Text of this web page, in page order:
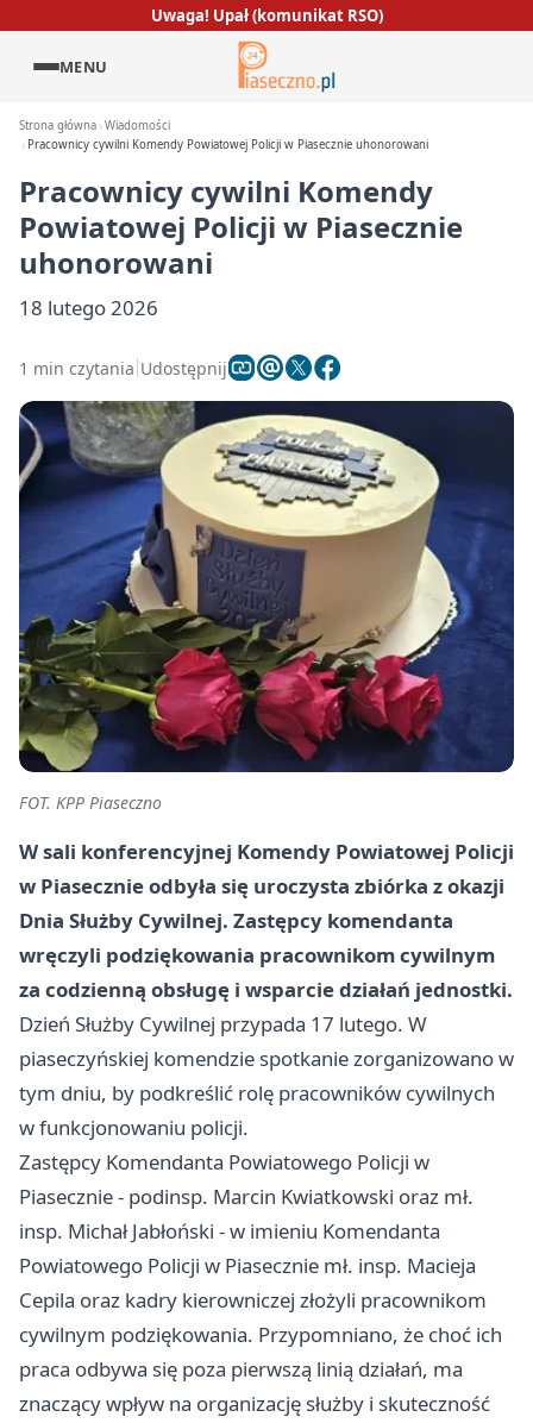
Uwaga! Upał (komunikat RSO)
MENU
Strona główna Wiadomości
Pracownicy cywilni Komendy Powiatowej Policji w Piasecznie uhonorowani
Pracownicy cywilni Komendy
Powiatowej Policji w Piasecznie
uhonorowani
18 lutego 2026
1 min czytania Udostępnij
FOT. KPP Piaseczno
W sali konferencyjnej Komendy Powiatowej Policji
w Piasecznie odbyła się uroczysta zbiórka z okazji
Dnia Służby Cywilnej. Zastępcy komendanta
wręczyli podziękowania pracownikom cywilnym
za codzienną obsługę i wsparcie działań jednostki.
Dzień Służby Cywilnej przypada 17 lutego. W
piaseczyńskiej komendzie spotkanie zorganizowano w
tym dniu, by podkreślić rolę pracowników cywilnych
w funkcjonowaniu policji.
Zastępcy Komendanta Powiatowego Policji w
Piasecznie - podinsp. Marcin Kwiatkowski oraz mł.
insp. Michał Jabłoński - w imieniu Komendanta
Powiatowego Policji w Piasecznie mł. insp. Macieja
Cepila oraz kadry kierowniczej złożyli pracownikom
cywilnym podziękowania. Przypomniano, że choć ich
praca odbywa się poza pierwszą linią działań, ma
znaczący wpływ na organizację służby i skuteczność